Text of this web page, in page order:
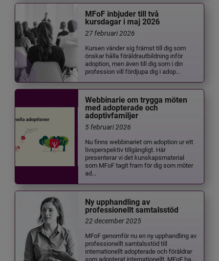
MFoF inbjuder till två
kursdagar i maj 2026
27 februari 2026
Kursen vänder sig främst till dig som
önskar hålla föräldrautbildning inför
adoption, men även till dig som i din
profession vill fördjupa dig i adop...
Webbinarie om trygga möten
med adopterade och
adoptivfamiljer
5 februari 2026
Nu finns webbinariet om adoption ur ett
livsperspektiv tillgängligt. Här
presenterar vi det kunskapsmaterial
som MFoF tagit fram för dig som möter
ad...
Ny upphandling av
professionellt samtalsstöd
22 december 2025
MFoF genomför nu en ny upphandling av
professionellt samtalsstöd till
internationellt adopterade och föräldrar
som adopterat internationellt. MFoF ha...